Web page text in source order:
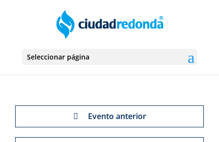
Seleccionar página
Evento anterior